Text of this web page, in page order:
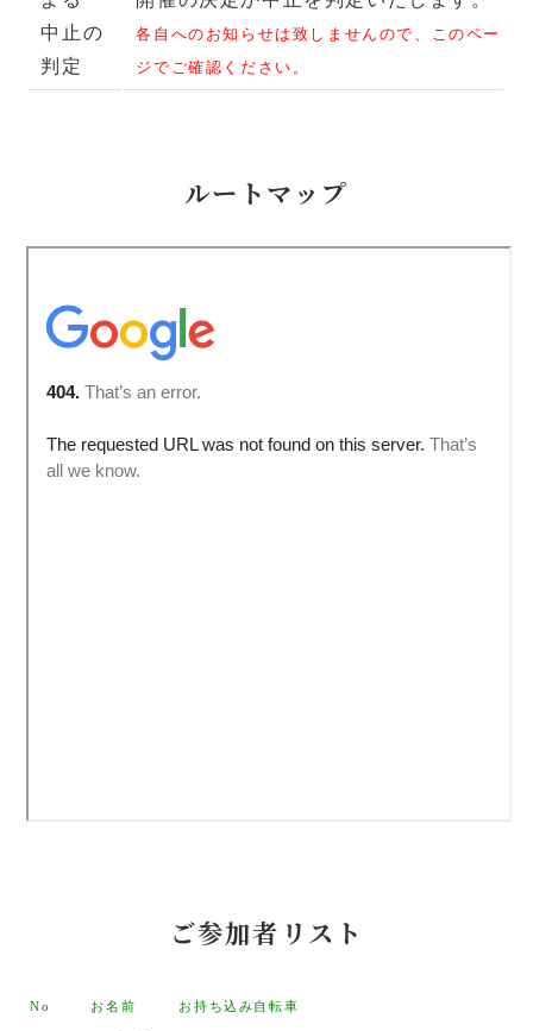
中止の
判定
各自へのお知らせは致しませんので、このペー
ジでご確認ください。
ルートマップ
ご参加者リスト
No お名前 お持ち込み自転車